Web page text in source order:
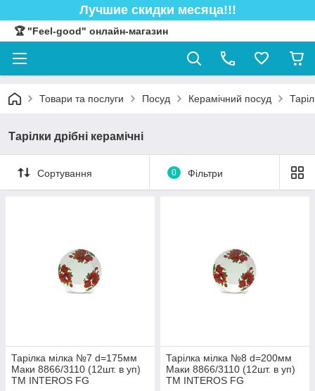
Лучшие скидки месяца!!!
🏆 "Feel-good" онлайн-магазин
Товари та послуги Посуд Керамічний посуд
Тарілки дрібні керамічні
Сортування 0 Фільтри
Тарілка мілка №7 d=175мм
Маки 8866/3110 (12шт. в уп)
ТМ INTEROS FG
Тарілка мілка №8 d=200мм
Маки 8866/3110 (12шт. в уп)
ТМ INTEROS FG